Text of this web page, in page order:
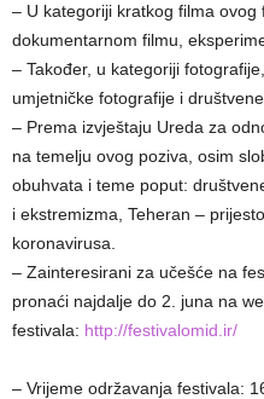
– U kategoriji kratkog filma
dokumentarnom filmu,
– Također, u kategoriji
umjetničke fotografije i društvene.
– Prema izvještaju Ureda za
na temelju ovog poziva, osim
obuhvata i teme poput:
i ekstremizma, Teheran –
koronavirusa.
– Zainteresirani za učešće na
pronaći najdalje do 2. juna na
festivala: http://festivalomid.ir/
– Vrijeme održavanja festivala: